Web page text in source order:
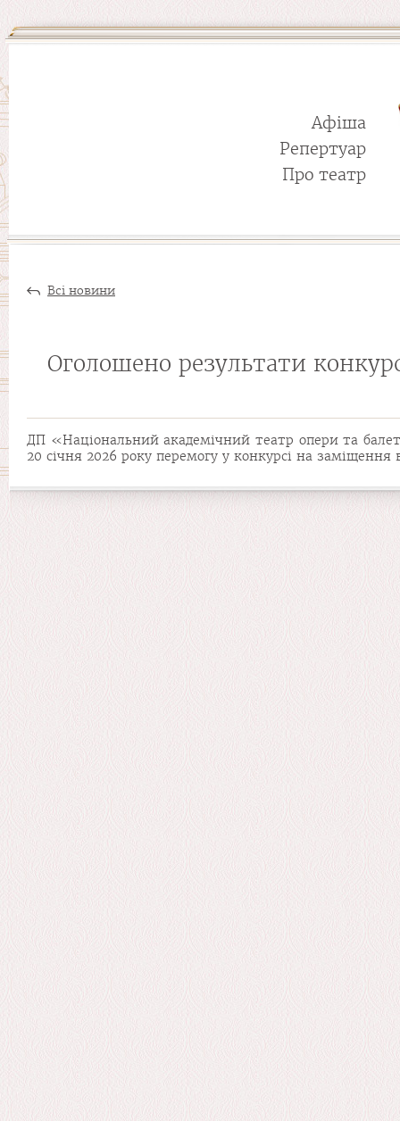
Афіша
Репертуар
Про театр
Всі новини
Оголошено результати
ДП «Національний академічний театр опери та
20 січня 2026 року перемогу у конкурсі на